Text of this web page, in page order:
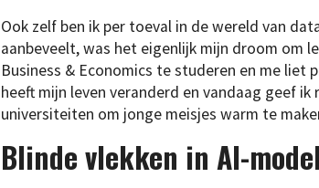
Ook zelf ben ik per toeval in de wereld van
aanbeveelt, was het eigenlijk mijn droom om
Business & Economics te studeren en me liet
heeft mijn leven veranderd en vandaag geef
universiteiten om jonge meisjes warm te
Blinde vlekken in AI-